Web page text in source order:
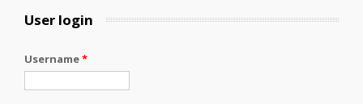
User login
Username*